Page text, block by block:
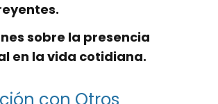
sobre la presencia
en la vida cotidiana.